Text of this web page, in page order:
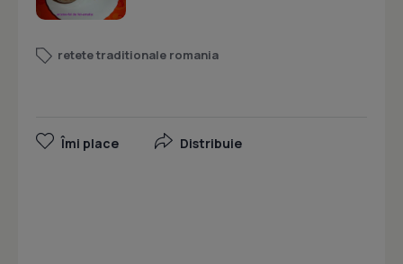
retete traditionale romania
Îmi place Distribuie